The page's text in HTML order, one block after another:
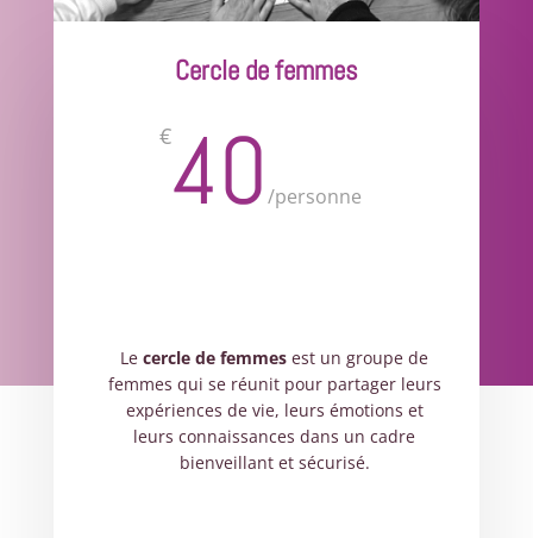
Cercle de femmes
€40 /personne
Lecercle de femmes est un groupe de
femmes qui se réunit pour partager leurs
expériences de vie, leurs émotions et
leurs connaissances dans un cadre
bienveillant et sécurisé.